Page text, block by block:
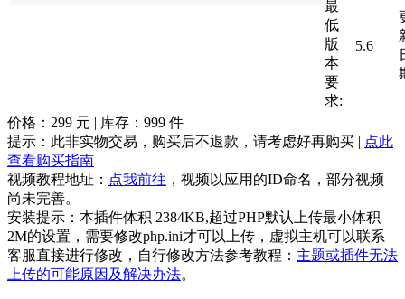
最
低
版
本
要
求:
5.6
价格： 299 元 | 库存： 999 件
提示：此非实物交易，购买后不退款，请考虑好再购买 | 点此
查看购买指南
视频教程地址： 点我前往 ，视频以应用的ID命名，部分视频
尚未完善。
安装提示：本插件体积 2384KB,超过PHP默认上传最小体积
2M的设置，需要修改php.ini才可以上传，虚拟主机可以联系
客服直接进行修改，自行修改方法参考教程： 主题或插件无法
上传的可能原因及解决办法。